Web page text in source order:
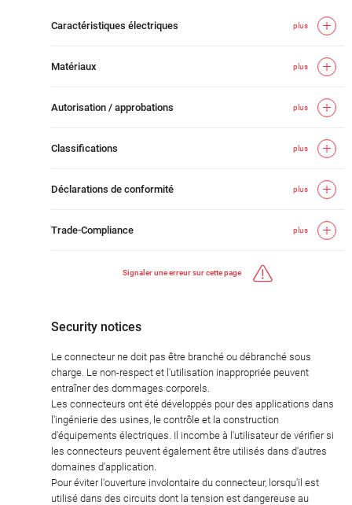
Caractéristiques électriques plus
Matériaux plus
Autorisation / approbations plus
Classifications plus
Déclarations de conformité plus
Trade-Compliance plus
Signaler une erreur sur cette page
Security notices
Le connecteur ne doit pas être branché ou débranché sous
charge. Le non-respect et l'utilisation inappropriée peuvent
entraîner des dommages corporels.
Les connecteurs ont été développés pour des applications dans
l'ingénierie des usines, le contrôle et la construction
d'équipements électriques. Il incombe à l'utilisateur de vérifier si
les connecteurs peuvent également être utilisés dans d'autres
domaines d'application.
Pour éviter l'ouverture involontaire du connecteur, lorsqu'il est
utilisé dans des circuits dont la tension est dangereuse au